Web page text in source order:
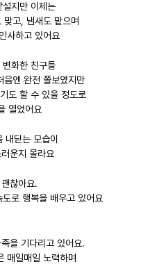
설지만 이제는
맞고, 냄새도 맡으며
사하고 있어요
변화한 친구들
음엔 완전 쫄보였지만
도 할 수 있을 정도로
열었어요
내딛는 모습이
운지 몰라요
찮아요.
로 행복을 배우고 있어요
을 기다리고 있어요.
매일매일 노력하며